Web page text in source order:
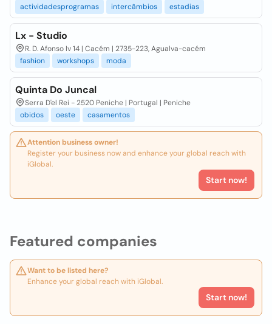
Featured companies
Want to be listed here?
Enhance your global reach with iGlobal.
Start now!
actividadesprogramas
intercâmbios estadias
Lx - Studio
R. D. Afonso Iv 14 | Cacém | 2735-223, Agualva-cacém
fashion
workshops moda
Quinta Do Juncal
Serra D'el Rei - 2520 Peniche | Portugal | Peniche
obidos
oeste casamentos
Attention business owner!
Register your business now and enhance your global reach with
iGlobal.
Start now!